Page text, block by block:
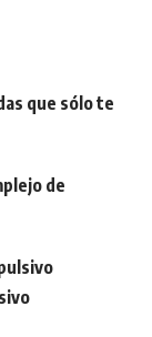
que sólo te
de